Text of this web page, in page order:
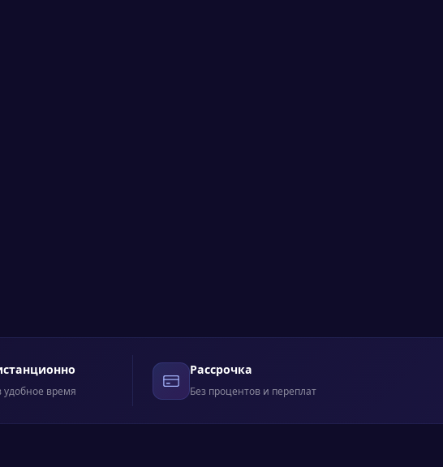
удобное время
Рассрочка
Без процентов и переплат